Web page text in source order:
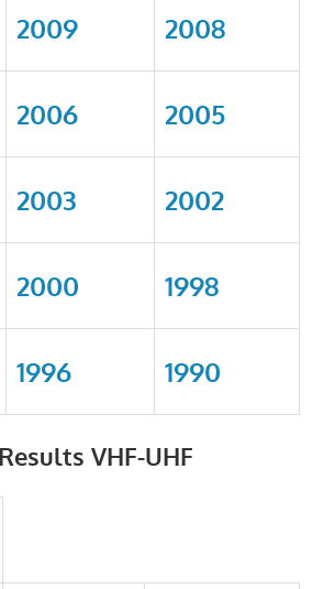
2009 2008
2006 2005
2003 2002
2000 1998
1996 1990
VHF-UHF